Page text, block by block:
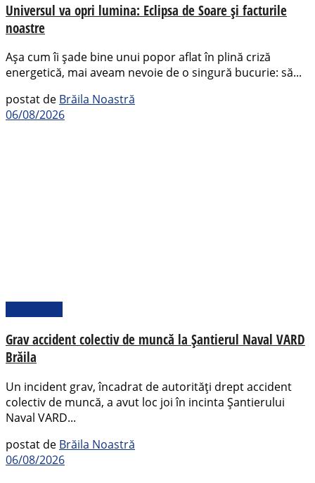
Universul va opri lumina: Eclipsa de Soare și facturile
noastre
Așa cum îi șade bine unui popor aflat în plină criză
energetică, mai aveam nevoie de o singură bucurie: să...
postat de Brăila Noastră
06/08/2026
Grav accident colectiv de muncă la Șantierul Naval VARD
Brăila
Un incident grav, încadrat de autorități drept accident
colectiv de muncă, a avut loc joi în incinta Șantierului
Naval VARD...
postat de Brăila Noastră
06/08/2026